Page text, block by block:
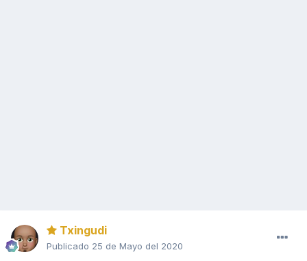
Txingudi
Publicado 25 de Mayo del 2020